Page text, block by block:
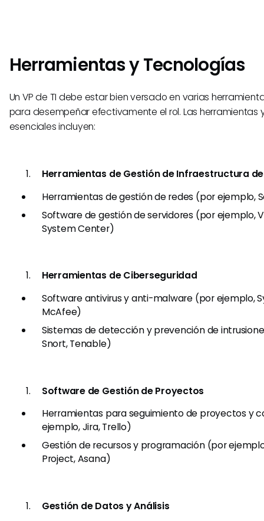
Herramientas y Tecnologías
Un VP de TI debe estar bien versado en varias
para desempeñar efectivamente el rol. Las herramientas
esenciales incluyen:
Herramientas de Gestión de Infraestructura de
Herramientas de gestión de redes (por ejemplo,
Software de gestión de servidores (por ejemplo,
System Center)
Herramientas de Ciberseguridad
Software antivirus y anti-malware (por ejemplo,
McAfee)
Sistemas de detección y prevención de
Snort, Tenable)
Software de Gestión de Proyectos
Herramientas para seguimiento de proyectos y
ejemplo, Jira, Trello)
Gestión de recursos y programación (por
Project, Asana)
Gestión de Datos y Análisis